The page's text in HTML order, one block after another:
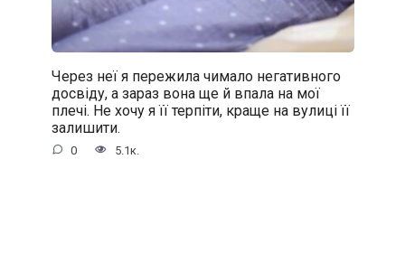
Через неї я пережила чимало негативного
досвіду, а зараз вона ще й впала на мої
плечі. Не хочу я її терпіти, краще на вулиці її
залишити.
0 5.1к.